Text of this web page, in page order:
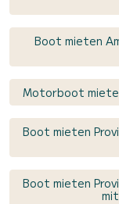
Boot mieten
Motorboot
Boot mieten
Boot mieten